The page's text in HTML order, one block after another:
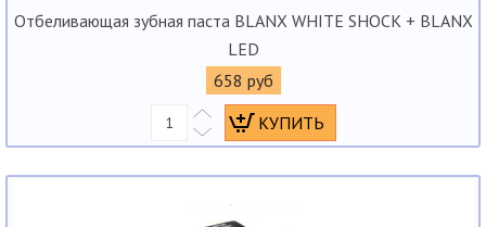
Отбеливающая зубная паста BLANX WHITE SHOCK + BLANX
LED
658 руб